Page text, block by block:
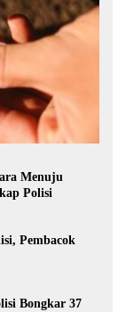
Menuju
Polisi
Pembacok
Bongkar 37